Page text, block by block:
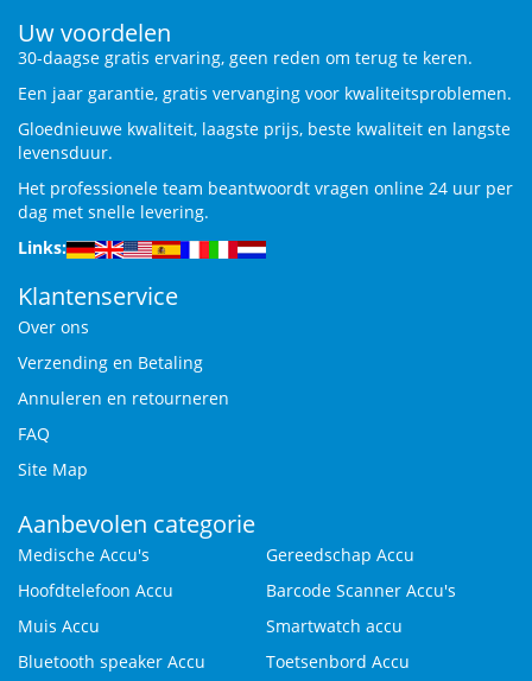
Uw voordelen
30-daagse gratis ervaring, geen reden om terug te keren.
Een jaar garantie, gratis vervanging voor kwaliteitsproblemen.
Gloednieuwe kwaliteit, laagste prijs, beste kwaliteit en langste
levensduur.
Het professionele team beantwoordt vragen online 24 uur per
dag met snelle levering.
Links:
Klantenservice
Over ons
Verzending en Betaling
Annuleren en retourneren
FAQ
Site Map
Aanbevolen categorie
Medische Accu's
Gereedschap Accu
Hoofdtelefoon Accu
Barcode Scanner Accu's
Muis Accu
Smartwatch accu
Bluetooth speaker Accu
Toetsenbord Accu